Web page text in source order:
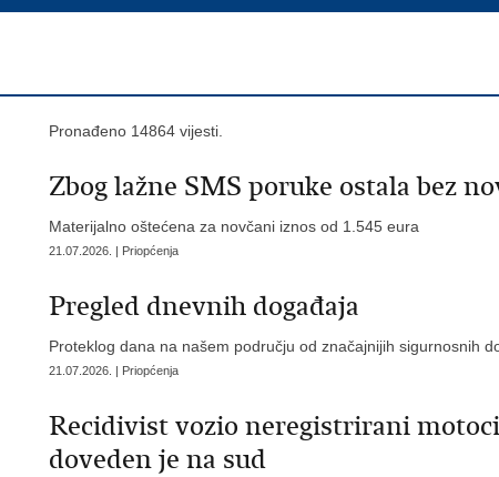
Pronađeno 14864 vijesti.
Zbog lažne SMS poruke ostala bez
Materijalno oštećena za novčani iznos od 1.545 eura
21.07.2026. | Priopćenja
Pregled dnevnih događaja
Proteklog dana na našem području od značajnijih sigurnosnih
21.07.2026. | Priopćenja
Recidivist vozio neregistrirani
doveden je na sud